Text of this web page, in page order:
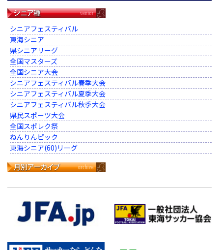
シニアフェスティバル
東海シニア
県シニアリーグ
全国マスターズ
全国シニア大会
シニアフェスティバル春季大会
シニアフェスティバル夏季大会
シニアフェスティバル秋季大会
県民スポーツ大会
全国スポレク祭
ねんりんピック
東海シニア(60)リーグ